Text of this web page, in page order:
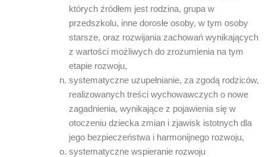
których źródłem jest rodzina, grupa w
przedszkolu, inne dorosłe osoby, w tym osoby
starsze, oraz rozwijania zachowań wynikających
z wartości możliwych do zrozumienia na tym
etapie rozwoju,
systematyczne uzupełnianie, za zgodą rodziców,
realizowanych treści wychowawczych o nowe
zagadnienia, wynikające z pojawienia się w
otoczeniu dziecka zmian i zjawisk istotnych dla
jego bezpieczeństwa i harmonijnego rozwoju,
systematyczne wspieranie rozwoju